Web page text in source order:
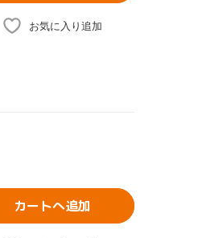
お気に入り追加
カートへ追加